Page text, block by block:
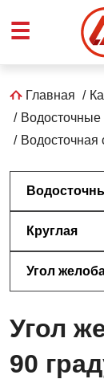
☰
Строка
навигации
Главная
Водосточная
Круглая
Угол
Угол
90